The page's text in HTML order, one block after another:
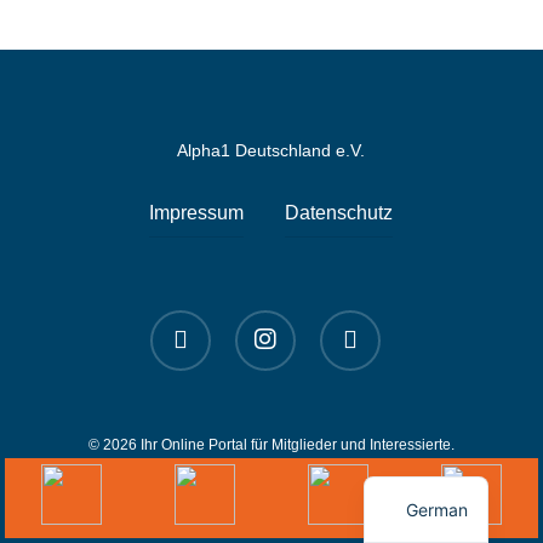
Alpha1 Deutschland e.V.
Impressum Datenschutz
linkedin instagram spotify
© 2026 Ihr Online Portal für Mitglieder und Interessierte.
German
English